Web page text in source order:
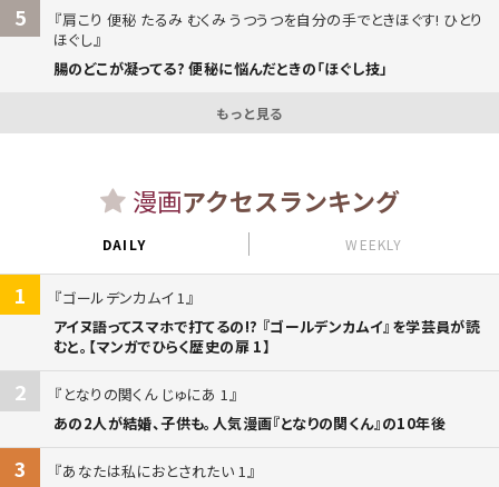
5
肩こり 便秘 たるみ むくみ うつうつを自分の手でときほぐす! ひとり
ほぐし
腸のどこが凝ってる? 便秘に悩んだときの「ほぐし技」
もっと見る
漫画アクセスランキング
DAILY WEEKLY
1
ゴールデンカムイ 1
アイヌ語ってスマホで打てるの!? 『ゴールデンカムイ』を学芸員が読
むと。【マンガでひらく歴史の扉 1】
2
となりの関くん じゅにあ 1
あの2人が結婚、子供も。人気漫画『となりの関くん』の10年後
3
あなたは私におとされたい 1